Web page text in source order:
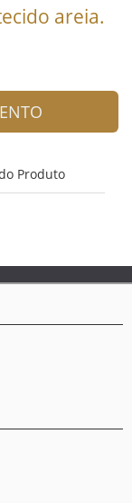
areia.
Produto